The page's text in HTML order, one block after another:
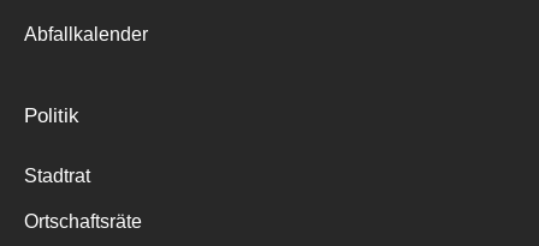
Abfallkalender
Politik
Stadtrat
Ortschaftsräte